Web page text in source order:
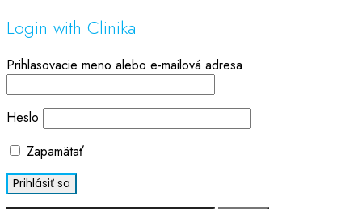
Login with Clinika
Prihlasovacie meno alebo e-mailová adresa
Heslo
Zapamätať